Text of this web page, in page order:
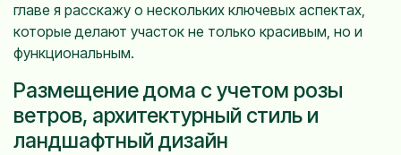
главе я расскажу о нескольких ключевых аспектах,
которые делают участок не только красивым, но и
функциональным.
Размещение дома с учетом розы
ветров, архитектурный стиль и
ландшафтный дизайн